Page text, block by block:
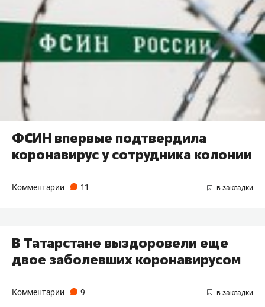
ФСИН впервые подтвердила
коронавирус у сотрудника колонии
Комментарии 11
В Татарстане выздоровели еще
двое заболевших коронавирусом
Комментарии 9